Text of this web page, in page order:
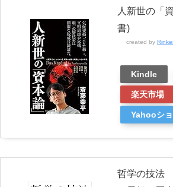
人新世の「
書)
created by
Kindle
楽天市場
Yahooシ
哲学の技法